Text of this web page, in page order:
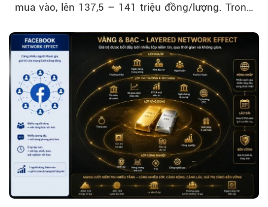
mua vào, lên 137,5 – 141 triệu đồng/lượng. Trong
trì trên ngưỡng 4.000 USD/ounce.